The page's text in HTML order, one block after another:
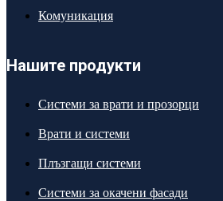
Комуникация
Нашите продукти
Системи за врати и прозорци
Врати и системи
Плъзгащи системи
Системи за окачени фасади